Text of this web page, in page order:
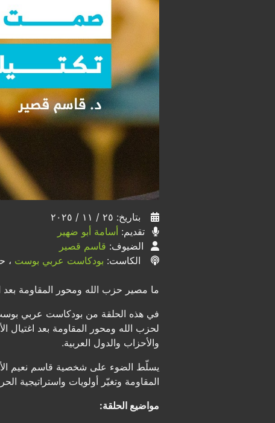
بتاريخ: ٢٥ / ١١ / ٢٠٢٥
تقديم: أسامة أبو ضهير
الضيوف: قاسم قصير
الكاست: بودكاست عربي بوست ،
ما مصير حزب الله ومحور المقاومة
في هذه الحلقة من بودكاست عربي بوست،
لحزب الله ومحور المقاومة بعد اغتيال
والأحزاب والدول العربية.
يسلّط الضوء على شخصية قاسم نعيم
المقاومة وتغيّر أولويات واستراتيجية
مواضيع الحلقة: